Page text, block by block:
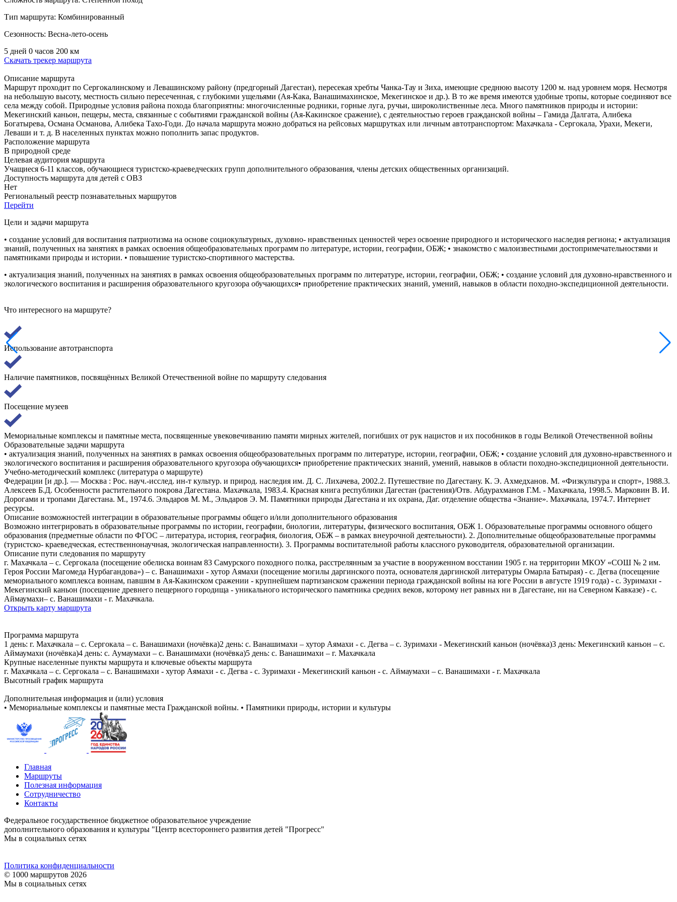
Тип маршрута: Комбинированный
Сезонность: Весна-лето-осень
5 дней 0 часов 200 км
Скачать трекер маршрута
Описание маршрута
Маршрут проходит по Сергокалинскому и Левашинскому району (предгорный Дагестан), пересекая хребты Чанка-Тау и Зиха, имеющие среднюю высоту 1200 м. над уровнем моря. Несмотря
на небольшую высоту, местность сильно пересеченная, с глубокими ущельями (Ая-Кака, Ванашимахинское, Мекегинское и др.). В то же время имеются удобные тропы, которые соединяют все
села между собой. Природные условия района похода благоприятны: многочисленные родники, горные луга, ручьи, широколиственные леса. Много памятников природы и истории:
Мекегинский каньон, пещеры, места, связанные с событиями гражданской войны (Ая-Какинское сражение), с деятельностью героев гражданской войны – Гамида Далгата, Алибека
Богатырева, Османа Османова, Алибека Тахо-Годи. До начала маршрута можно добраться на рейсовых маршрутках или личным автотранспортом: Махачкала - Сергокала, Урахи, Мекеги,
Леваши и т. д. В населенных пунктах можно пополнить запас продуктов.
Расположение маршрута
В природной среде
Целевая аудитория маршрута
Учащиеся 6-11 классов, обучающиеся туристско-краеведческих групп дополнительного образования, члены детских общественных организаций.
Доступность маршрута для детей с ОВЗ
Нет
Региональный реестр познавательных маршрутов
Перейти
Цели и задачи маршрута
• создание условий для воспитания патриотизма на основе социокультурных, духовно- нравственных ценностей через освоение природного и исторического наследия региона; • актуализация
знаний, полученных на занятиях в рамках освоения общеобразовательных программ по литературе, истории, географии, ОБЖ; • знакомство с малоизвестными достопримечательностями и
памятниками природы и истории. • повышение туристско-спортивного мастерства.
• актуализация знаний, полученных на занятиях в рамках освоения общеобразовательных программ по литературе, истории, географии, ОБЖ; • создание условий для духовно-нравственного и
экологического воспитания и расширения образовательного кругозора обучающихся• приобретение практических знаний, умений, навыков в области походно-экспедиционной деятельности.
Что интересного на маршруте?
Использование автотранспорта
Наличие памятников, посвящённых Великой Отечественной войне по маршруту следования
Посещение музеев
Мемориальные комплексы и памятные места, посвященные увековечиванию памяти мирных жителей, погибших от рук нацистов и их пособников в годы Великой Отечественной войны
Образовательные задачи маршрута
• актуализация знаний, полученных на занятиях в рамках освоения общеобразовательных программ по литературе, истории, географии, ОБЖ; • создание условий для духовно-нравственного и
экологического воспитания и расширения образовательного кругозора обучающихся• приобретение практических знаний, умений, навыков в области походно-экспедиционной деятельности.
Учебно-методический комплекс (литература о маршруте)
Федерации [и др.]. — Москва : Рос. науч.-исслед. ин-т культур. и природ. наследия им. Д. С. Лихачева, 2002.2. Путешествие по Дагестану. К. Э. Ахмедханов. М. «Физкультура и спорт», 1988.3.
Алексеев Б.Д. Особенности растительного покрова Дагестана. Махачкала, 1983.4. Красная книга республики Дагестан (растения)/Отв. Абдурахманов Г.М. - Махачкала, 1998.5. Марковин В. И.
Дорогами и тропами Дагестана. М., 1974.6. Эльдаров М. М., Эльдаров Э. М. Памятники природы Дагестана и их охрана, Даг. отделение общества «Знание». Махачкала, 1974.7. Интернет
ресурсы.
Описание возможностей интеграции в образовательные программы общего и/или дополнительного образования
Возможно интегрировать в образовательные программы по истории, географии, биологии, литературы, физического воспитания, ОБЖ 1. Образовательные программы основного общего
образования (предметные области по ФГОС – литература, история, география, биология, ОБЖ – в рамках внеурочной деятельности). 2. Дополнительные общеобразовательные программы
(туристско- краеведческая, естественнонаучная, экологическая направленности). 3. Программы воспитательной работы классного руководителя, образовательной организации.
Описание пути следования по маршруту
г. Махачкала – с. Сергокала (посещение обелиска воинам 83 Самурского походного полка, расстрелянным за участие в вооруженном восстании 1905 г. на территории МКОУ «СОШ № 2 им.
Героя России Магомеда Нурбагандова») – с. Ванашимахи - хутор Аямахи (посещение могилы даргинского поэта, основателя даргинской литературы Омарла Батырая) - с. Дегва (посещение
мемориального комплекса воинам, павшим в Ая-Какинском сражении - крупнейшем партизанском сражении периода гражданской войны на юге России в августе 1919 года) - с. Зуримахи -
Мекегинский каньон (посещение древнего пещерного городища - уникального исторического памятника средних веков, которому нет равных ни в Дагестане, ни на Северном Кавказе) - с.
Аймаумахи– с. Ванашимахи - г. Махачкала.
Открыть карту маршрута
Программа маршрута
1 день: г. Махачкала – с. Сергокала – с. Ванашимахи (ночёвка)2 день: с. Ванашимахи – хутор Аямахи - с. Дегва – с. Зуримахи - Мекегинский каньон (ночёвка)3 день: Мекегинский каньон – с.
Аймаумахи (ночёвка)4 день: с. Аумаумахи – с. Ванашимахи (ночёвка)5 день: с. Ванашимахи – г. Махачкала
Крупные населенные пункты маршрута и ключевые объекты маршрута
г. Махачкала – с. Сергокала – с. Ванашимахи - хутор Аямахи - с. Дегва - с. Зуримахи - Мекегинский каньон - с. Аймаумахи – с. Ванашимахи - г. Махачкала
Высотный график маршрута
Дополнительная информация и (или) условия
• Мемориальные комплексы и памятные места Гражданской войны. • Памятники природы, истории и культуры
Главная
Маршруты
Полезная информация
Сотрудничество
Контакты
Федеральное государственное бюджетное образовательное учреждение
дополнительного образования и культуры "Центр всестороннего развития детей "Прогресс"
Мы в социальных сетях
Политика конфиденциальности
© 1000 маршрутов 2026
Мы в социальных сетях